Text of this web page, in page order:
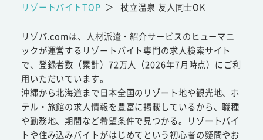
リゾートバイトTOP ＞ 杖立温泉 友人同士OK
リゾバ.comは、人材派遣・紹介サービスのヒューマニ
ックが運営するリゾートバイト専門の求人検索サイト
で、登録者数（累計）72万人（2026年7月時点）にご利
用いただいています。
沖縄から北海道まで日本全国のリゾート地や観光地、ホ
テル・旅館の求人情報を豊富に掲載しているから、職種
や勤務地、期間など希望条件で見つかる。リゾートバイ
トや住み込みバイトがはじめてという初心者の疑問やお